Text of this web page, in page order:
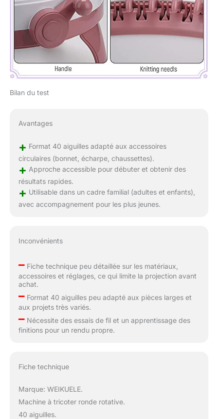
Bilan du test
Avantages
+ Format 40 aiguilles adapté aux accessoires
circulaires (bonnet, écharpe, chaussettes).
+ Approche accessible pour débuter et obtenir des
résultats rapides.
+ Utilisable dans un cadre familial (adultes et enfants),
avec accompagnement pour les plus jeunes.
Inconvénients
–Fiche technique peu détaillée sur les matériaux,
accessoires et réglages, ce qui limite la projection avant
achat.
–Format 40 aiguilles peu adapté aux pièces larges et
aux projets très variés.
–Nécessite des essais de fil et un apprentissage des
finitions pour un rendu propre.
Fiche technique
Marque: WEIKUELE.
Machine à tricoter ronde rotative.
40 aiguilles.